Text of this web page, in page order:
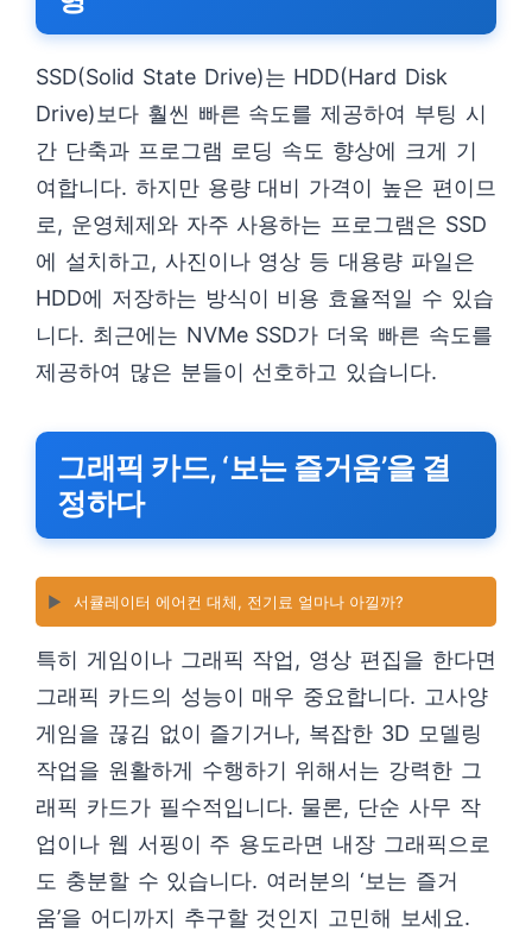
SSD(Solid State Drive)는 HDD(Hard Disk
Drive)보다 훨씬 빠른 속도를 제공하여 부팅 시
간 단축과 프로그램 로딩 속도 향상에 크게 기
여합니다. 하지만 용량 대비 가격이 높은 편이므
로, 운영체제와 자주 사용하는 프로그램은 SSD
에 설치하고, 사진이나 영상 등 대용량 파일은
HDD에 저장하는 방식이 비용 효율적일 수 있습
니다. 최근에는 NVMe SSD가 더욱 빠른 속도를
제공하여 많은 분들이 선호하고 있습니다.
그래픽 카드, ‘보는 즐거움’을 결
정하다
▶️ 서큘레이터 에어컨 대체, 전기료 얼마나 아낄까?
특히 게임이나 그래픽 작업, 영상 편집을 한다면
그래픽 카드의 성능이 매우 중요합니다. 고사양
게임을 끊김 없이 즐기거나, 복잡한 3D 모델링
작업을 원활하게 수행하기 위해서는 강력한 그
래픽 카드가 필수적입니다. 물론, 단순 사무 작
업이나 웹 서핑이 주 용도라면 내장 그래픽으로
도 충분할 수 있습니다. 여러분의 ‘보는 즐거
움’을 어디까지 추구할 것인지 고민해 보세요.